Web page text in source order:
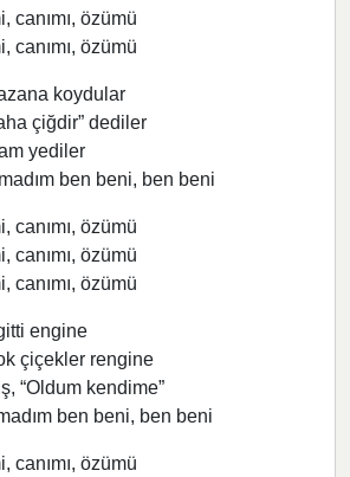
canımı, özümü
canımı, özümü
koydular
çiğdir” dediler
yediler
ben beni, ben beni
canımı, özümü
canımı, özümü
canımı, özümü
engine
çiçekler rengine
“Oldum kendime”
ben beni, ben beni
canımı, özümü